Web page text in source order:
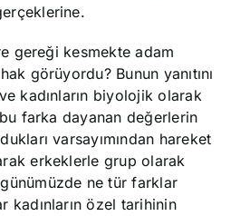
gereği kesmekte adam
görüyordu? Bunun yanıtını
kadınların biyolojik olarak
farka dayanan değerlerin
varsayımından hareket
erkeklerle grup olarak
günümüzde ne tür farklar
kadınların özel tarihinin